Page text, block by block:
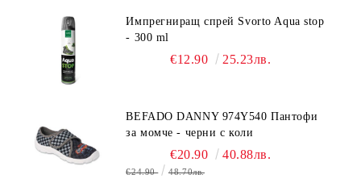
Импрегниращ спрей Svorto Aqua stop
- 300 ml
€12.90 25.23лв.
BEFADO DANNY 974Y540 Пантофи
за момче - черни с коли
€20.90 40.88лв.
€24.90 48.70лв.